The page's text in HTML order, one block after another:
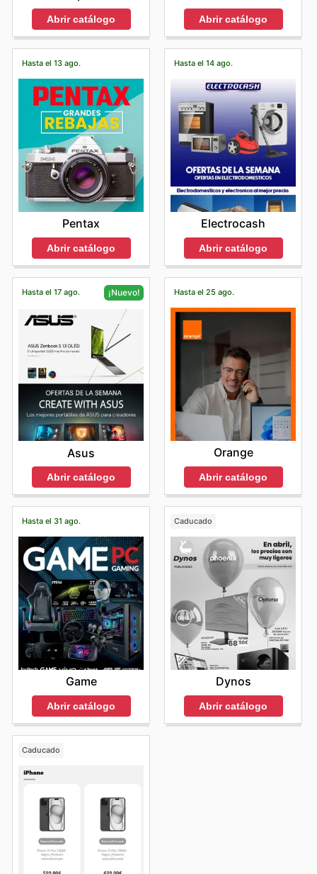
Abrir catálogo Abrir catálogo
Hasta el 13 ago.
Pentax
Abrir catálogo
Hasta el 14 ago.
Electrocash
Abrir catálogo
Hasta el 17 ago. ¡Nuevo!
Asus
Abrir catálogo
Hasta el 25 ago.
Orange
Abrir catálogo
Hasta el 31 ago.
Game
Abrir catálogo
Caducado
Dynos
Abrir catálogo
Caducado